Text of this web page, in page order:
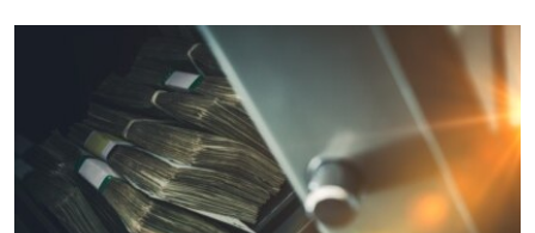
ЭЖЕ-СИҢДИЛЕР
АЗАТТЫК+
ЫҢГАЙСЫЗ СУРООЛОР
Русский